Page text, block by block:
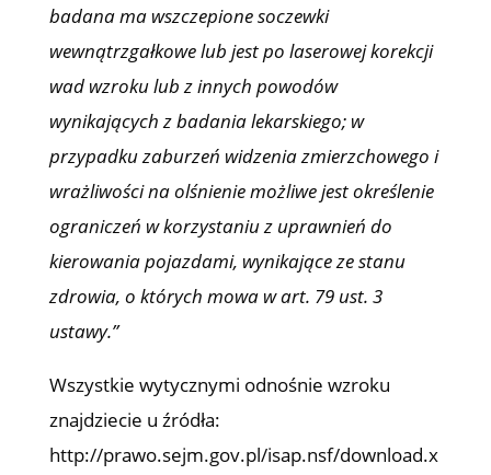
badana ma wszczepione soczewki
wewnątrzgałkowe lub jest po laserowej korekcji
wad wzroku lub z innych powodów
wynikających z badania lekarskiego; w
przypadku zaburzeń widzenia zmierzchowego i
wrażliwości na olśnienie możliwe jest określenie
ograniczeń w korzystaniu z uprawnień do
kierowania pojazdami, wynikające ze stanu
zdrowia, o których mowa w art. 79 ust. 3
ustawy.”
Wszystkie wytycznymi odnośnie wzroku
znajdziecie u źródła:
http://prawo.sejm.gov.pl/isap.nsf/download.x